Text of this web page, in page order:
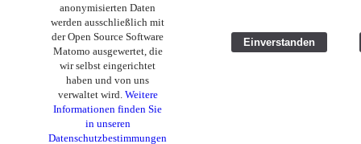
Geschäftsethik
Copyright 2019 - 2026 Volla Systeme GmbH
anonymisierten Daten
werden ausschließlich mit
der Open Source Software
Matomo ausgewertet, die
wir selbst eingerichtet
haben und von uns
verwaltet wird. Weitere
Informationen finden Sie
in unseren
Datenschutzbestimmungen
Einverstanden